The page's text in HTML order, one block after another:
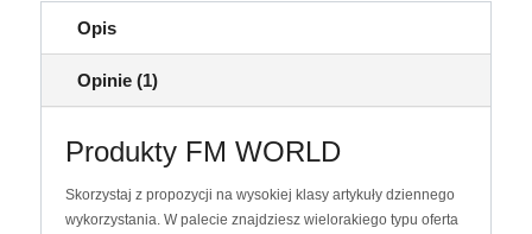
Opis
Opinie (1)
Produkty FM WORLD
Skorzystaj z propozycji na wysokiej klasy artykuły dziennego
wykorzystania. W palecie znajdziesz wielorakiego typu oferta